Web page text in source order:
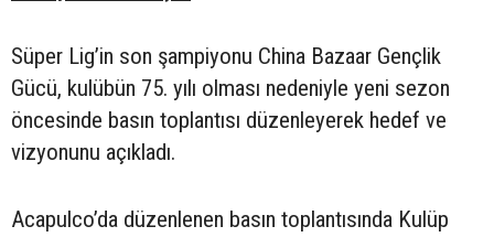
Süper Lig’in son şampiyonu China Bazaar Gençlik
Gücü, kulübün 75. yılı olması nedeniyle yeni sezon
öncesinde basın toplantısı düzenleyerek hedef ve
vizyonunu açıkladı.
Acapulco’da düzenlenen basın toplantısında Kulüp